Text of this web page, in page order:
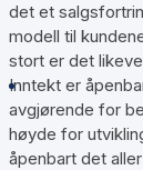
det et
modell til
stort er det
Inntekt er
avgjørende for
høyde for
åpenbart det